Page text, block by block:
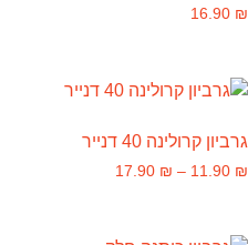
16.90 ₪
גרביון קרולינה 40 דנייר
11.90 ₪
–
17.90 ₪